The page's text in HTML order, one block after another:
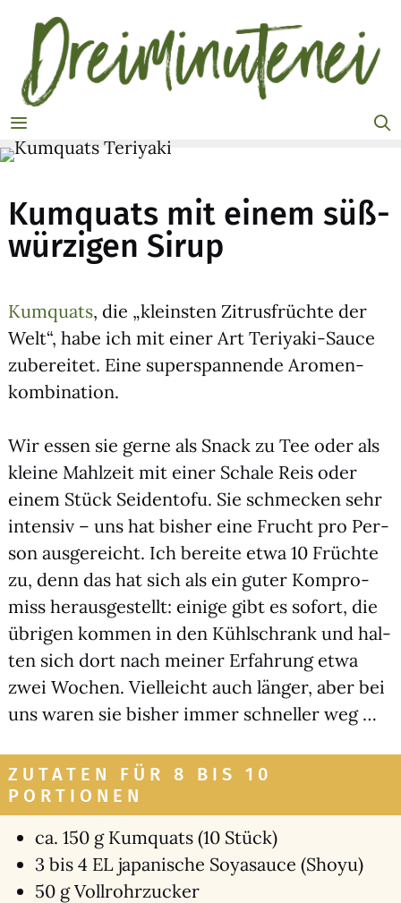
Inhalt
springen
Kumquats mit einem süß-
würzigen Sirup
Kum­quats, die „kleins­ten Zitrus­früch­te der
Welt“, habe ich mit einer Art Teri­ya­ki-Sau­ce
zube­rei­tet. Eine super­span­nen­de Aro­men­
kom­bi­na­ti­on.
Wir essen sie ger­ne als Snack zu Tee oder als
klei­ne Mahl­zeit mit einer Scha­le Reis oder
einem Stück Sei­den­to­fu. Sie schme­cken sehr
inten­siv – uns hat bis­her eine Frucht pro Per­
son aus­ge­reicht. Ich berei­te etwa 10 Früch­te
zu, denn das hat sich als ein guter Kom­pro­
miss her­aus­ge­stellt: eini­ge gibt es sofort, die
übri­gen kom­men in den Kühl­schrank und hal­
ten sich dort nach mei­ner Erfah­rung etwa
zwei Wochen. Viel­leicht auch län­ger, aber bei
uns waren sie bis­her immer schnel­ler weg …
ZUTATEN FÜR 8 BIS 10
PORTIONEN
ca. 150 g Kum­quats (10 Stück)
3 bis 4 EL japa­ni­sche Soya­sauce (Sho­yu)
50 g Voll­rohr­zu­cker